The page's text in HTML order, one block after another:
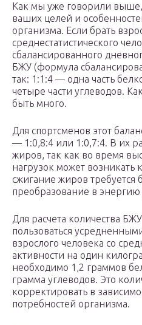
Как мы уже говорили выше,
ваших целей и
организма. Если брать
среднестатистического
сбалансированного
БЖУ (формула
так: 1:1:4 — одна часть
четыре части углеводов.
быть много.
Для спортсменов этот
— 1:0,8:4 или 1:0,7:4. В их
жиров, так как во время
нагрузок может возникать
сжигание жиров требуется
преобразование в энергию
Для расчета количества
пользоваться
взрослого человека со
активности на один
необходимо 1,2 граммов
грамма углеводов. Это
корректировать в
потребностей организма.